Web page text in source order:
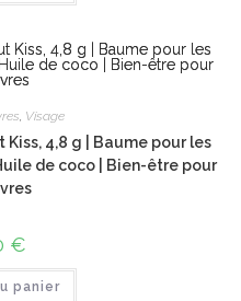
Visage
4,8 g | Baume pour les
de coco | Bien-être pour
€
panier